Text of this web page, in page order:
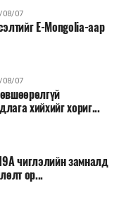
08/07
E-Mongolia-аар
08/07
хийхийг хориг...
чиглэлийн замналд
ор...